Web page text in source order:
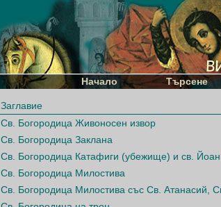
Начало Търсене
Заглавие
Св. Богородица Живоносен извор
Св. Богородица Заклана
Св. Богородица Катафиги (убежище) и св. Йоан
Св. Богородица Милостива
Св. Богородица Милостива със Св. Атанасий,